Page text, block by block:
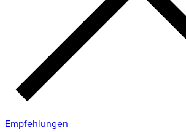
Empfehlungen